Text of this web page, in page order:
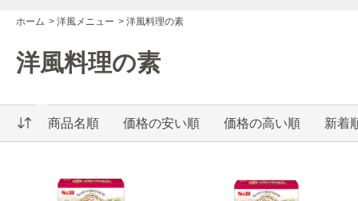
ホーム > 洋風メニュー > 洋風料理の素
洋風料理の素
商品名順 価格の安い順 価格の高い順 新着